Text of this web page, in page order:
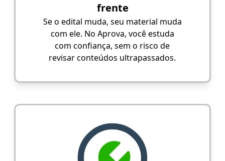
frente
Se o edital muda, seu material muda
com ele. No Aprova, você estuda
com confiança, sem o risco de
revisar conteúdos ultrapassados.